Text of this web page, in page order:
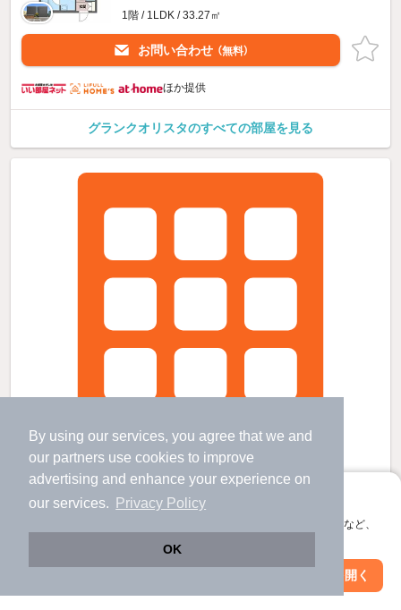
By using our services, you agree that we and
our partners use cookies to improve
advertising and enhance your experience on
our services.
Privacy Policy
OK
アプリに切り替えて、サクサクお部屋探し
会員登録なしですぐ使える。マップ検索やお気に入り保存など、
アプリを開く
1階 / 1LDK / 33.27㎡
お問い合わせ （無料）
ほか提供
グランクオリスタのすべての部屋を見る
ソリューションズテンの賃貸物件
まつもと町屋駅 歩
福井駅 歩4分 （北陸新幹線など）
ほか1駅（徒歩20分圏内）
絞り込み条件を変更